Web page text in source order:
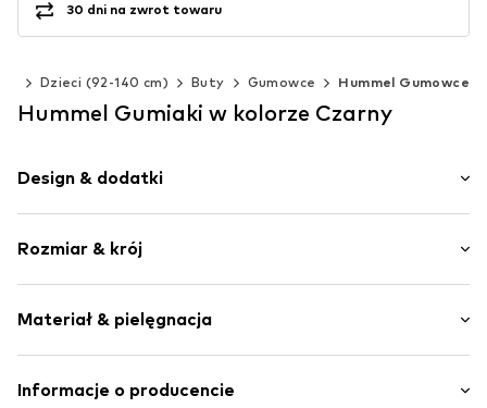
30 dni na zwrot towaru
Dzieci (92-140 cm) Buty Gumowce Hummel Gumowce
Hummel Gumiaki w kolorze Czarny
Design & dodatki
Zaokrąglony czubek
Profil podeszwy
Mocny materiał
Rozmiar & krój
Materiał & pielęgnacja
Materiał wierzchni: Guma
Informacje o producencie